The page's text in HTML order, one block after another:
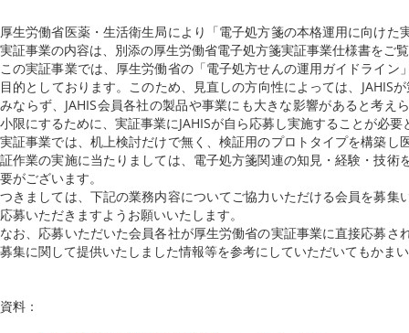
厚生労働省医薬・生活衛生局により「電子処方箋の本格運用に向けた
実証事業の内容は、別添の厚生労働省電子処方箋実証事業仕様書をご
この実証事業では、厚生労働省の「電子処方せんの運用ガイドライン
目的としております。このため、見直しの方向性によっては、JAHIS
みならず、JAHIS会員各社の製品や事業にも大きな影響があると考え
小限にするために、実証事業にJAHISが自ら応募し実施することが必要
実証事業では、机上検討だけで無く、検証用のプロトタイプを構築し
証作業の実施に当たりましては、電子処方箋関連の知見・経験・技術
要がございます。
つきましては、下記の業務内容についてご協力いただける会員を募集
応募いただきますようお願いいたします。
なお、応募いただいた会員各社が厚生労働省の実証事業に直接応募さ
募集に関して提供いたしました情報等を参考にしていただいてもかま
資料：